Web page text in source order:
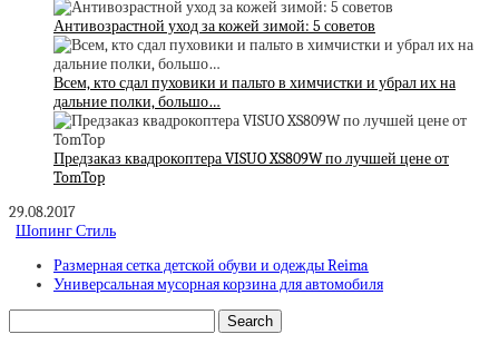
Антивозрастной уход за кожей зимой: 5 советов
Всем, кто сдал пуховики и пальто в химчистки и убрал их на
дальние полки, большо…
Предзаказ квадрокоптера VISUO XS809W по лучшей цене от
TomTop
29.08.2017
Шопинг Стиль
Размерная сетка детской обуви и одежды Reima
Универсальная мусорная корзина для автомобиля